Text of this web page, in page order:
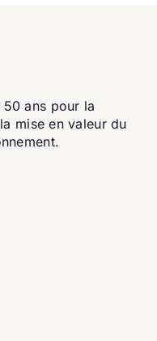
50 ans pour la
mise en valeur du